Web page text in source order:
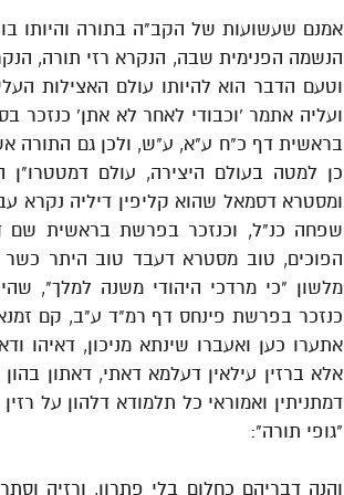
אמנם שעשועות של הקב"ה בתורה והיותו
הנשמה הפנימית שבה, הנקרא רזי תורה,
וטעם הדבר הוא להיותו עולם האצילות
ועליה אתמר 'וכבודי לאחר לא אתן' כנזכר
בראשית דף כ"ח ע"א, ע"ש, ולכן גם התורה
כן למטה בעולם היצירה, עולם
ומסטרא דסמאל שהוא קליפין דיליה
שפחה כנ"ל, וכנזכר בפרשת בראשית שם
הפוכים, טוב מסטרא דעבד טוב היתר
מלשון "כי מרדכי היהודי משנה למלך",
כנזכר בפרשת פינחס דף רמ"ד ע"ב, קם זמנא
אתערו כען ואעברו שינתא מניכון,
אלא ברזין עילאין דעלמא דאתי, דאתון
דמתניתין ואמוראי כל תלמודא דלהון על
"גופי תורה":
והנה דבריהם כחלום בלי פתרון, ורזיה